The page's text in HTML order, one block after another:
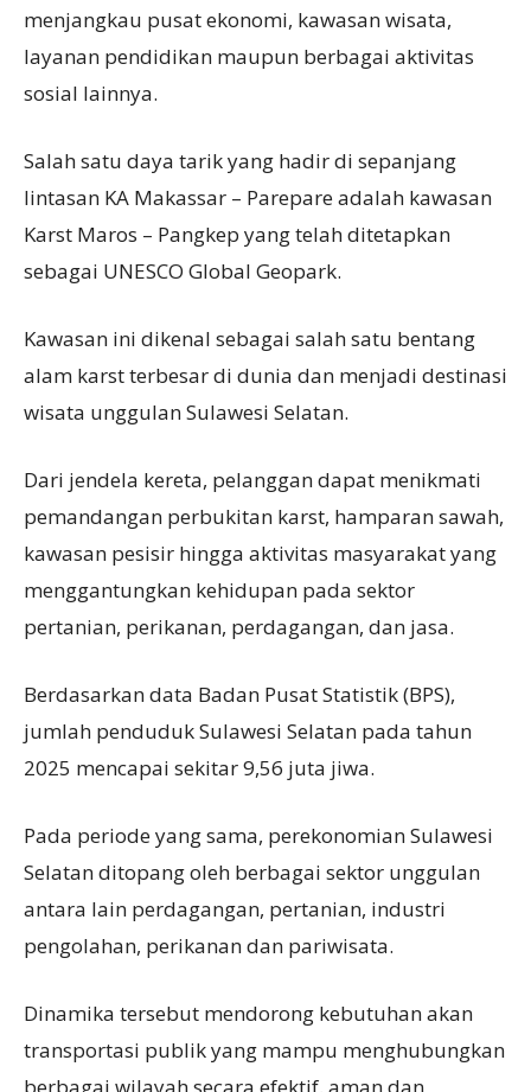
menjangkau pusat ekonomi, kawasan wisata,
layanan pendidikan maupun berbagai aktivitas
sosial lainnya.
Salah satu daya tarik yang hadir di sepanjang
lintasan KA Makassar – Parepare adalah kawasan
Karst Maros – Pangkep yang telah ditetapkan
sebagai UNESCO Global Geopark.
Kawasan ini dikenal sebagai salah satu bentang
alam karst terbesar di dunia dan menjadi destinasi
wisata unggulan Sulawesi Selatan.
Dari jendela kereta, pelanggan dapat menikmati
pemandangan perbukitan karst, hamparan sawah,
kawasan pesisir hingga aktivitas masyarakat yang
menggantungkan kehidupan pada sektor
pertanian, perikanan, perdagangan, dan jasa.
Berdasarkan data Badan Pusat Statistik (BPS),
jumlah penduduk Sulawesi Selatan pada tahun
2025 mencapai sekitar 9,56 juta jiwa.
Pada periode yang sama, perekonomian Sulawesi
Selatan ditopang oleh berbagai sektor unggulan
antara lain perdagangan, pertanian, industri
pengolahan, perikanan dan pariwisata.
Dinamika tersebut mendorong kebutuhan akan
transportasi publik yang mampu menghubungkan